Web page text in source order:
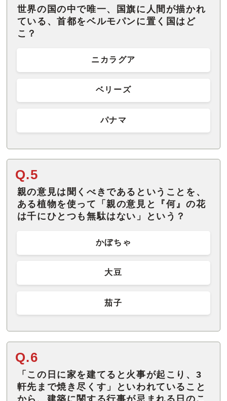
世界の国の中で唯一、国旗に人間が描かれ
ている、首都をベルモパンに置く国はど
こ？
ニカラグア
ベリーズ
パナマ
Q.5
親の意見は聞くべきであるということを、
ある植物を使って「親の意見と『何』の花
は千にひとつも無駄はない」という？
かぼちゃ
大豆
茄子
Q.6
「この日に家を建てると火事が起こり、3
軒先まで焼き尽くす」といわれていること
から、建築に関する行事が忌まれる日のこ